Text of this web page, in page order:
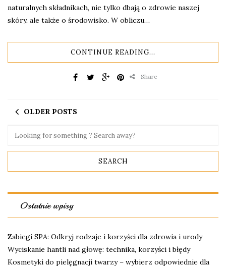
naturalnych składnikach, nie tylko dbają o zdrowie naszej
skóry, ale także o środowisko. W obliczu…
CONTINUE READING...
Share
OLDER POSTS
Ostatnie wpisy
Zabiegi SPA: Odkryj rodzaje i korzyści dla zdrowia i urody
Wyciskanie hantli nad głowę: technika, korzyści i błędy
Kosmetyki do pielęgnacji twarzy – wybierz odpowiednie dla